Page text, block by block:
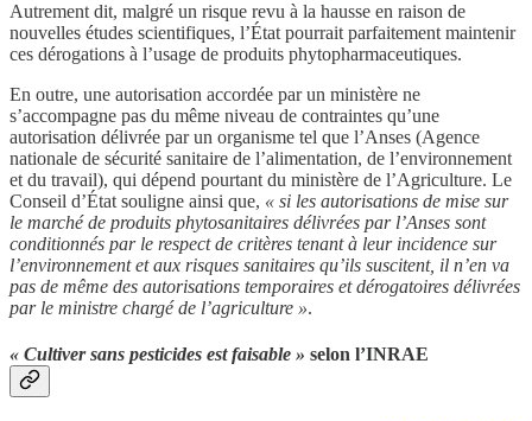
Autrement dit, malgré un risque revu à la hausse en raison de
nouvelles études scientifiques, l’État pourrait parfaitement maintenir
ces dérogations à l’usage de produits phytopharmaceutiques.
En outre, une autorisation accordée par un ministère ne
s’accompagne pas du même niveau de contraintes qu’une
autorisation délivrée par un organisme tel que l’Anses (Agence
nationale de sécurité sanitaire de l’alimentation, de l’environnement
et du travail), qui dépend pourtant du ministère de l’Agriculture. Le
Conseil d’État souligne ainsi que, « si les autorisations de mise sur
le marché de produits phytosanitaires délivrées par l’Anses sont
conditionnés par le respect de critères tenant à leur incidence sur
l’environnement et aux risques sanitaires qu’ils suscitent, il n’en va
pas de même des autorisations temporaires et dérogatoires délivrées
par le ministre chargé de l’agriculture ».
« Cultiver sans pesticides est faisable » selon l’INRAE